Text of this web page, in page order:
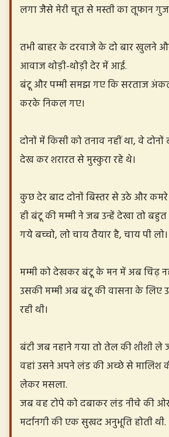
लगा जैसे मेरी चूत से मस्ती का तूफान
तभी बाहर के दरवाजे के दो बार खुलने
आवाज थोड़ी-थोड़ी देर में आई.
बंटू और पम्मी समझ गए कि सरताज
करके निकल गए।
दोनों में किसी को तनाव नहीं था, वे
देख कर शरारत से मुस्कुरा रहे थे।
कुछ देर बाद दोनों बिस्तर से उठे और
ही बंटू की मम्मी ने जब उन्हें देखा तो
गये बच्चो, लो चाय तैयार है, चाय पी लो।
मम्मी को देखकर बंटू के मन में अब चिढ़
उसकी मम्मी अब बंटू की वासना के लिए
रही थी।
बंटी जब नहाने गया तो तेल की शीशी ले
वहां उसने अपने लंड की अच्छे से मालिश
लेकर मसला.
जब वह टोपे को दबाकर लंड नीचे की
मर्दानगी की एक सुखद अनुभूति होती थी.